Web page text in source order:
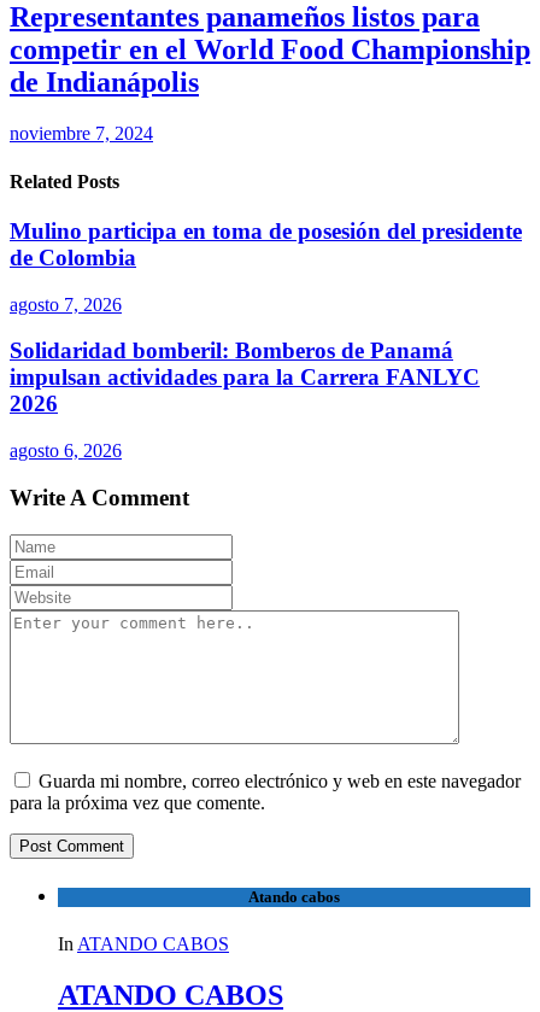
Representantes panameños listos para
competir en el World Food Championship
de Indianápolis
noviembre 7, 2024
Related Posts
Mulino participa en toma de posesión del presidente
de Colombia
agosto 7, 2026
Solidaridad bomberil: Bomberos de Panamá
impulsan actividades para la Carrera FANLYC
2026
agosto 6, 2026
Write A Comment
Guarda mi nombre, correo electrónico y web en este navegador
para la próxima vez que comente.
Atando cabos
In ATANDO CABOS
ATANDO CABOS